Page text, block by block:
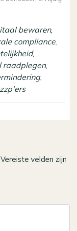
bewaren,
compliance,
,
raadplegen,
,
zzp'ers
Vereiste velden zijn